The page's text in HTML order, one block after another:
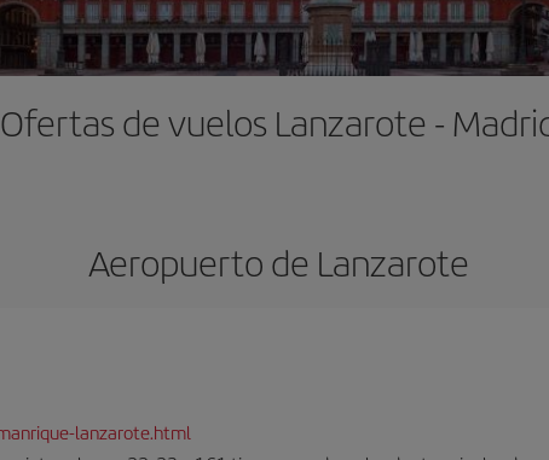
Ofertas de vuelos Lanzarote -
Aeropuerto de Lanzarote
lanzarote.html